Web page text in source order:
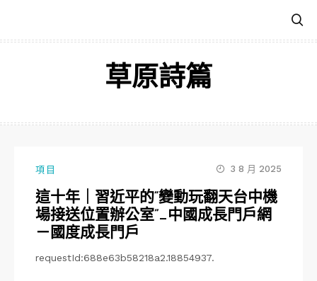
主
草原詩篇
項目 3 8 月 2025
這十年｜習近平的“變動玩翻天台中機
場接送位置辦公室”_中國成長門戶網
－國度成長門戶
requestId:688e63b58218a2.18854937.